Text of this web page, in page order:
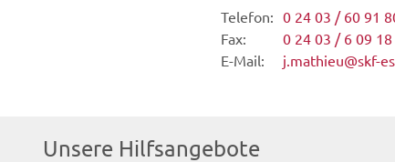
Telefon: 0 24 03 / 60 91
Fax:
0 24 03 / 6 09 18
E-Mail:
j.mathieu@skf-
Unsere Hilfsangebote